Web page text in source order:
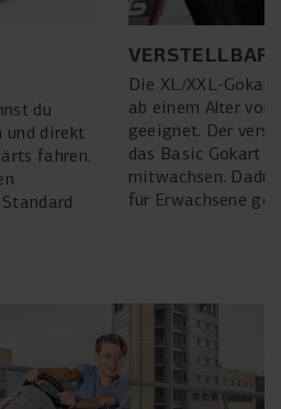
du
und direkt
fahren.
Die XL/XXL-
ab einem Alter von
geeignet. Der
das Basic Gokart
mitwachsen.
für Erwachsene